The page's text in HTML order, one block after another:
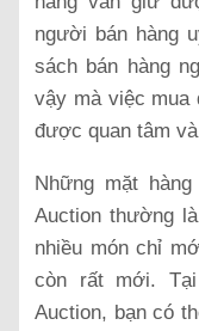
người bán hàng
sách bán hàng
vậy mà việc mua
được quan tâm
Những mặt
Auction thường
nhiều món chỉ
còn rất mới.
Auction, bạn có